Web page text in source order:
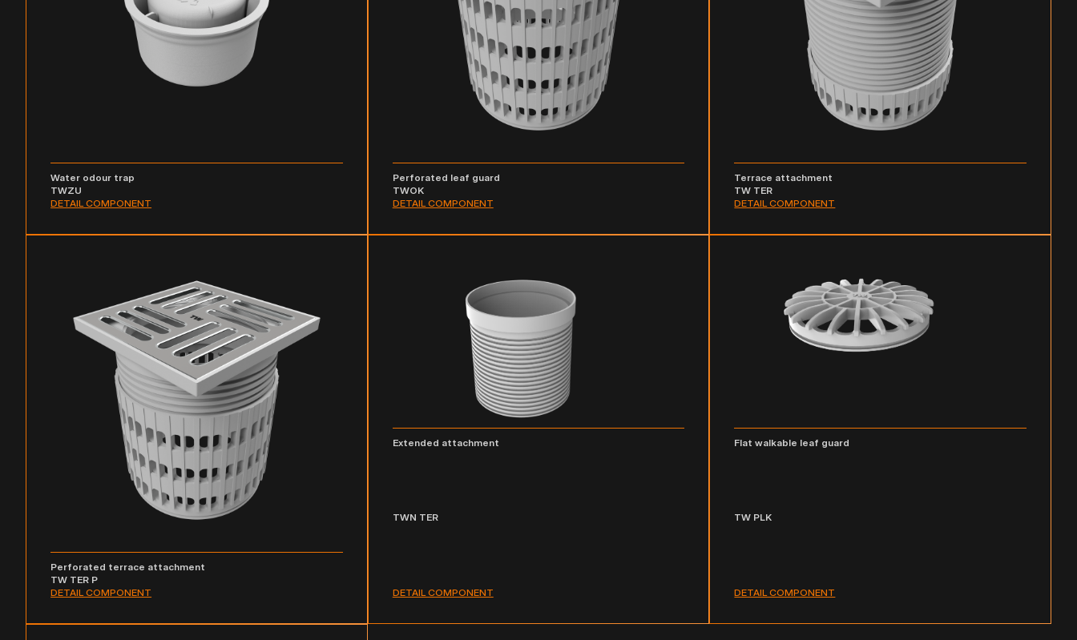
Water odour trap
TWZU
DETAIL COMPONENT
Perforated leaf guard
TWOK
DETAIL COMPONENT
Terrace attachment
TW TER
DETAIL COMPONENT
Perforated terrace attachment
TW TER P
DETAIL COMPONENT
Extended attachment
TWN TER
DETAIL COMPONENT
Flat walkable leaf guard
TW PLK
DETAIL COMPONENT